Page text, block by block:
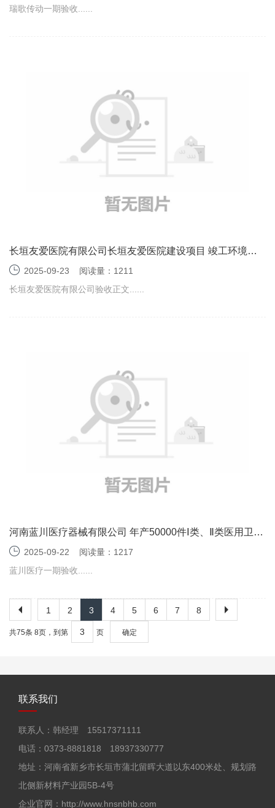
瑞歌传动一期验收......
长垣友爱医院有限公司长垣友爱医院建设项目 竣工环境保
护验收监测报告表
2025-09-23
阅读量：1211
长垣友爱医院有限公司验收正文......
河南蓝川医疗器械有限公司 年产50000件Ⅰ类、Ⅱ类医用卫生
材料项目（一期） 竣工环境保护验收监测报告表
2025-09-22
阅读量：1217
蓝川医疗一期验收......
1 2 3 4 5 6 7 8
共75条 8页，到第 页 确定
联系我们
联系人：韩经理 15517371111
电话：0373-8881818 18937330777
地址：河南省新乡市长垣市蒲北留晖大道以东400米处、规划路
北侧新材料产业园5B-4号
企业官网：http://www.hnsnbhb.com